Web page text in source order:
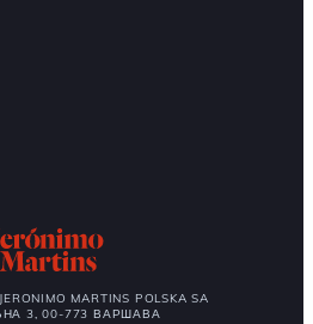
MARTINS POLSKA SA
3, 00-773 ВАРШАВА